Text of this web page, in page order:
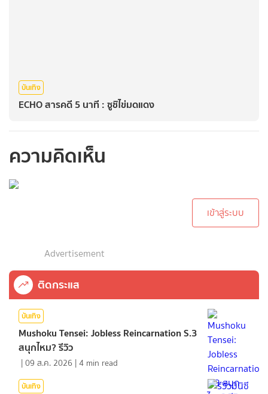
บันเทิง
ECHO สารคดี 5 นาที : ซูชิไข่มดแดง
ความคิดเห็น
เข้าสู่ระบบ
Advertisement
ติดกระแส
บันเทิง
Mushoku Tensei: Jobless Reincarnation S.3
สนุกไหม? รีวิว
|09 ส.ค. 2026 |4 min read
บันเทิง